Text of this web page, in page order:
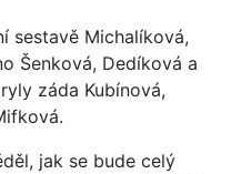
sestavě Michalíková,
Šenková, Dedíková a
záda Kubínová,
jak se bude celý